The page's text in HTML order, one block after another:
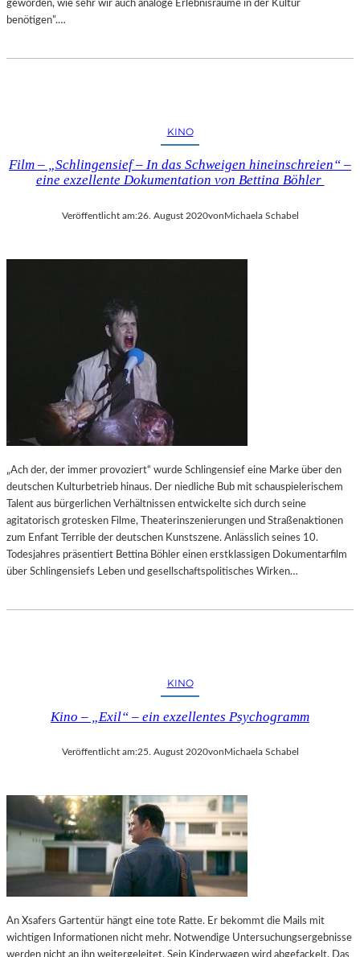
geworden, wie sehr wir auch analoge Erlebnisräume in der Kultur
benötigen”.…
KINO
Film – „Schlingensief – In das Schweigen hineinschreien“ –
eine exzellente Dokumentation von Bettina Böhler
Veröffentlicht am:26. August 2020vonMichaela Schabel
„Ach der, der immer provoziert“ wurde Schlingensief eine Marke über den
deutschen Kulturbetrieb hinaus. Der niedliche Bub mit schauspielerischem
Talent aus bürgerlichen Verhältnissen entwickelte sich durch seine
agitatorisch grotesken Filme, Theaterinszenierungen und Straßenaktionen
zum Enfant Terrible der deutschen Kunstszene. Anlässlich seines 10.
Todesjahres präsentiert Bettina Böhler einen erstklassigen Dokumentarfilm
über Schlingensiefs Leben und gesellschaftspolitisches Wirken…
KINO
Kino – „Exil“ – ein exzellentes Psychogramm
Veröffentlicht am:25. August 2020vonMichaela Schabel
An Xsafers Gartentür hängt eine tote Ratte. Er bekommt die Mails mit
wichtigen Informationen nicht mehr. Notwendige Untersuchungsergebnisse